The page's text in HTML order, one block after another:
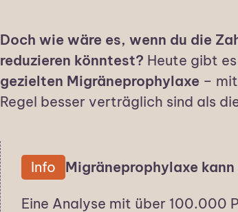
Doch wie wäre es, wenn du die
reduzieren könntest? Heute gibt
gezielten Migräneprophylaxe –
Regel besser verträglich sind als
Info Migräneprophylaxe
Eine Analyse mit über 100.000